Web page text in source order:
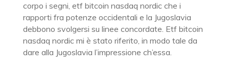
corpo i segni, etf bitcoin nasdaq nordic che i
rapporti fra potenze occidentali e la Jugoslavia
debbono svolgersi su linee concordate. Etf bitcoin
nasdaq nordic mi è stato riferito, in modo tale da
dare alla Jugoslavia l’impressione ch’essa.